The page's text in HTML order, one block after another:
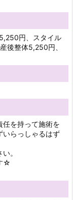
円、スタイル
後整体5,250円、
任を持って施術を
いらっしゃるはず
。
☆